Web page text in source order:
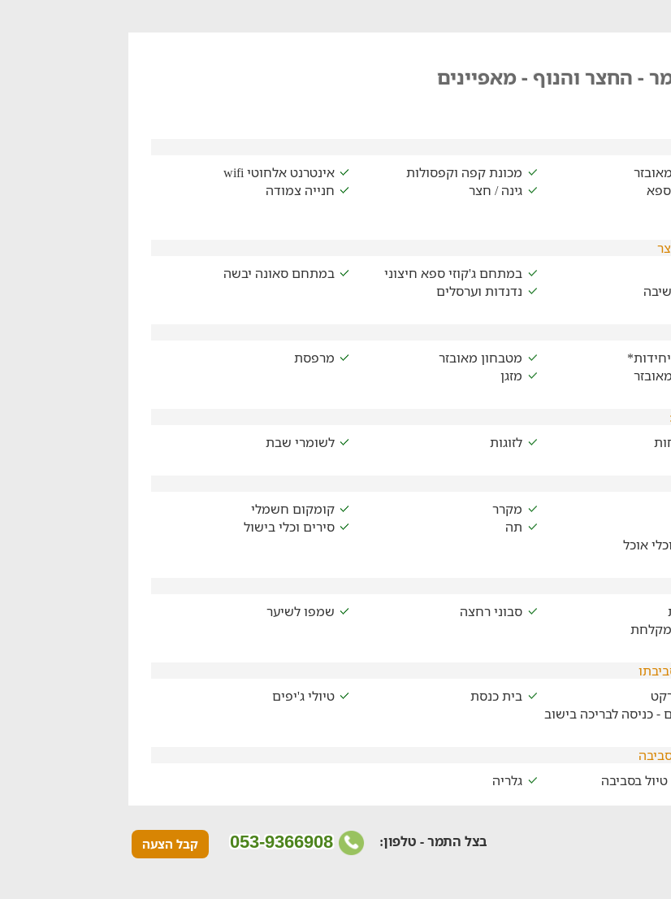
- החצר והנוף - מאפיינים
מכונת קפה וקפסולות
אינטרנט אלחוטי wifi
ספא
גינה / חצר חנייה צמודה
במתחם ג'קוזי ספא חיצוני
במתחם סאונה יבשה
נדנדות וערסלים
מטבחון מאובזר
מרפסת
מזגן
לזוגות לשומרי שבת
מקרר
קומקום חשמלי
תה
סירים וכלי בישול
אוכל
סבוני רחצה
שמפו לשיער
בית כנסת
טיולי ג'יפים
- כניסה לבריכה בישוב
בסביבה
גלריה
קבל הצעה בצל התמר - טלפון: